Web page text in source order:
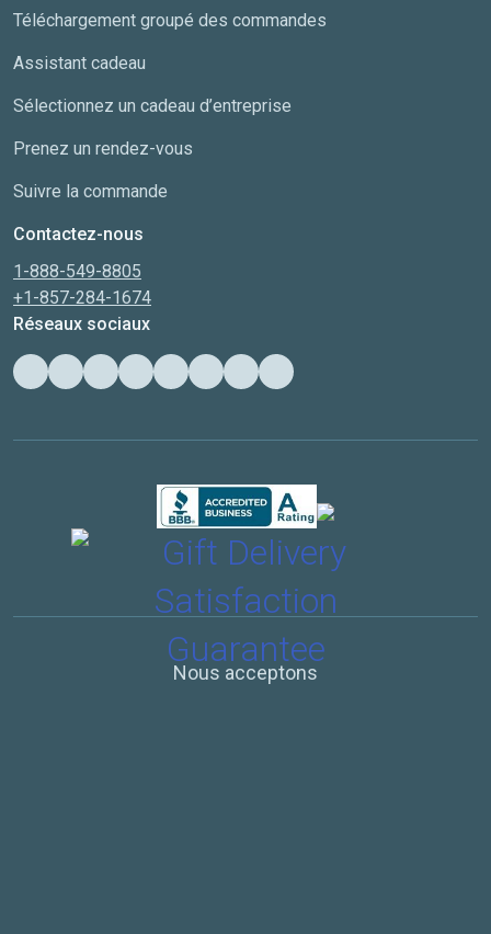
Téléchargement groupé des commandes
Assistant cadeau
Sélectionnez un cadeau d’entreprise
Prenez un rendez-vous
Suivre la commande
Contactez-nous
1-888-549-8805
+1-857-284-1674
Réseaux sociaux
Nous acceptons